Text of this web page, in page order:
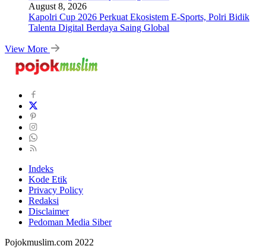
August 8, 2026
Kapolri Cup 2026 Perkuat Ekosistem E-Sports, Polri Bidik
Talenta Digital Berdaya Saing Global
View More
Indeks
Kode Etik
Privacy Policy
Redaksi
Disclaimer
Pedoman Media Siber
Pojokmuslim.com 2022